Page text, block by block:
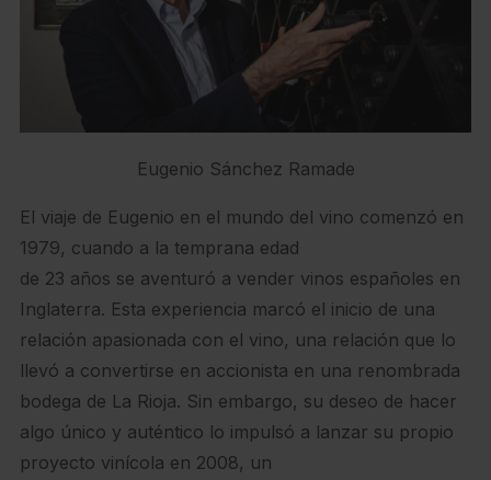
Eugenio Sánchez Ramade
El viaje de Eugenio en el mundo del vino comenzó en
1979, cuando a la temprana edad
de 23 años se aventuró a vender vinos españoles en
Inglaterra. Esta experiencia marcó el inicio de una
relación apasionada con el vino, una relación que lo
llevó a convertirse en accionista en una renombrada
bodega de La Rioja. Sin embargo, su deseo de hacer
algo único y auténtico lo impulsó a lanzar su propio
proyecto vinícola en 2008, un